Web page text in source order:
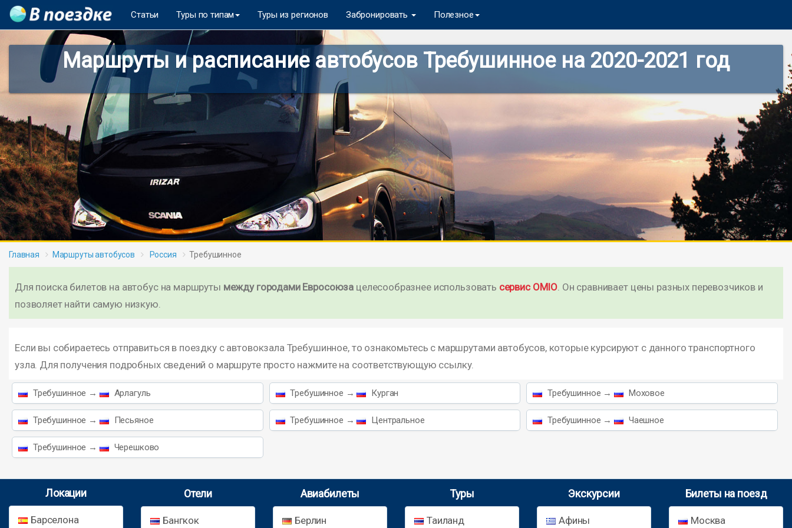
Статьи Туры по типам Туры из регионов Забронировать Полезное
Маршруты и расписание автобусов Требушинное на 2020-2021 год
Главная Маршруты автобусов Россия Требушинное
Для поиска билетов на автобус на маршруты между городами Евросоюза целесообразнее использовать сервис OMIO. Он сравнивает цены разных перевозчиков и
позволяет найти самую низкую.
Если вы собираетесь отправиться в поездку с автовокзала Требушинное, то ознакомьтесь с маршрутами автобусов, которые курсируют с данного транспортного
узла. Для получения подробных сведений о маршруте просто нажмите на соответствующую ссылку.
Требушинное → Арлагуль Требушинное → Курган Требушинное → Моховое
Требушинное → Песьяное Требушинное → Центральное Требушинное → Чаешное
Требушинное → Черешково
Локации
Барселона
Отели
Бангкок
Авиабилеты
Берлин
Туры
Таиланд
Экскурсии
Афины
Билеты на поезд
Москва